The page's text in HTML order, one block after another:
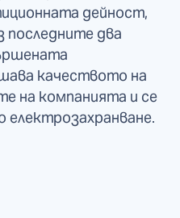
дейност,
последните два
качеството на
на компанията и се
електрозахранване.